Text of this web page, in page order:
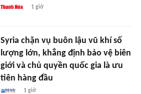
1 giờ
Syria chặn vụ buôn lậu vũ khí số
lượng lớn, khẳng định bảo vệ biên
giới và chủ quyền quốc gia là ưu
tiên hàng đầu
1 giờ